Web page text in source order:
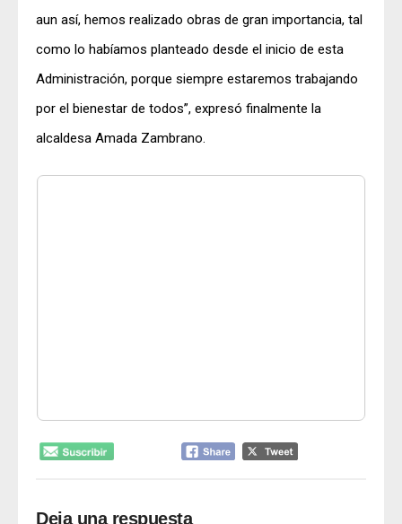
aun así, hemos realizado obras de gran importancia, tal
como lo habíamos planteado desde el inicio de esta
Administración, porque siempre estaremos trabajando
por el bienestar de todos”, expresó finalmente la
alcaldesa Amada Zambrano.
Deja una respuesta